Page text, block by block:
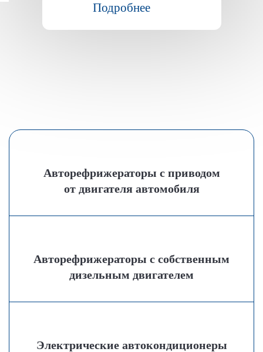
Подробнее
Авторефрижераторы с приводом
от двигателя автомобиля
Авторефрижераторы с собственным
дизельным двигателем
Электрические автокондиционеры